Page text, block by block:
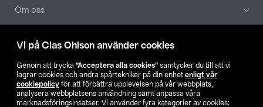
Vi på Clas Ohlson använder cookies
Genom att trycka ”Acceptera alla cookies” samtycker du till att vi
lagrar cookies och andra spårtekniker på din enhet enligt vår
cookiepolicy för att förbättra upplevelsen på vår webbplats,
analysera webbplatsens användning samt anpassa våra
marknadsföringsinsatser. Vi använder fyra kategorier av cookies:
Om oss
Aktuellt
Våra bolag
Hitta butik